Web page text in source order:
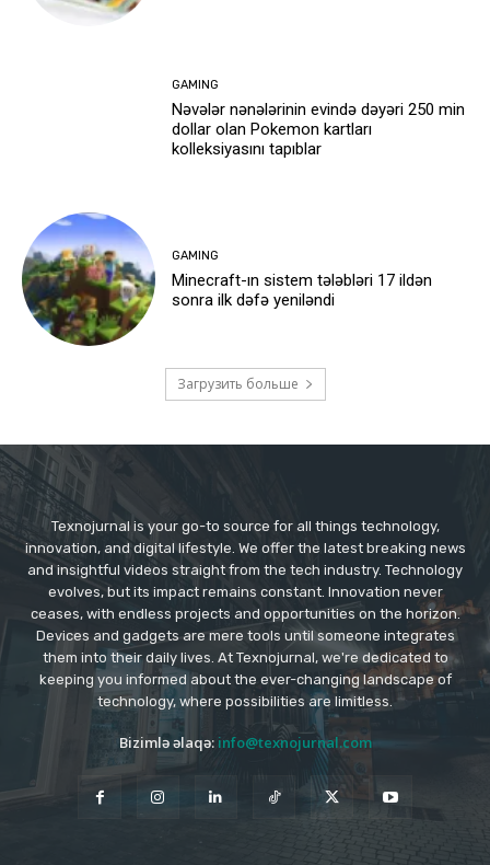
GAMING
Nəvələr nənələrinin evində dəyəri 250 min
dollar olan Pokemon kartları
kolleksiyasını tapıblar
GAMING
Minecraft-ın sistem tələbləri 17 ildən
sonra ilk dəfə yeniləndi
Загрузить больше
Texnojurnal is your go-to source for all things technology,
innovation, and digital lifestyle. We offer the latest breaking news
and insightful videos straight from the tech industry. Technology
evolves, but its impact remains constant. Innovation never
ceases, with endless projects and opportunities on the horizon.
Devices and gadgets are mere tools until someone integrates
them into their daily lives. At Texnojurnal, we're dedicated to
keeping you informed about the ever-changing landscape of
technology, where possibilities are limitless.
Bizimlə əlaqə: info@texnojurnal.com